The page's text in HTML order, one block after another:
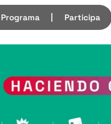
Programa Participa